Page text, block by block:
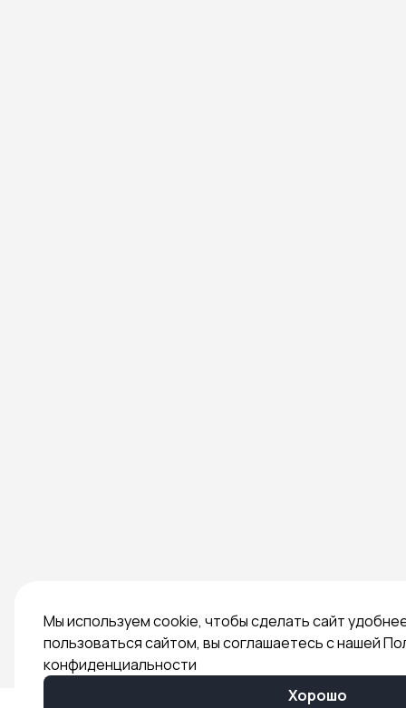
Мы используем cookie, чтобы сделать сайт
пользоваться сайтом, вы соглашаетесь с нашей
конфиденциальности
Хорошо